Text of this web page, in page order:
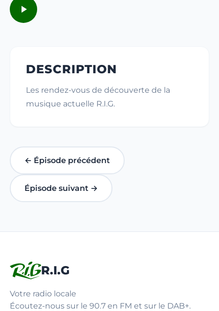
DESCRIPTION
Les rendez-vous de découverte de la
musique actuelle R.I.G.
← Épisode précédent
Épisode suivant →
R.I.G
Votre radio locale
Écoutez-nous sur le 90.7 en FM et sur le DAB+.